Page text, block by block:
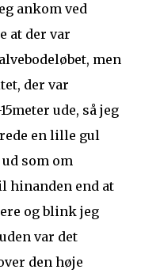
ankom ved
at der var
men
der var
ude, så jeg
en lille gul
som om
hinanden end at
og blink jeg
var det
den høje